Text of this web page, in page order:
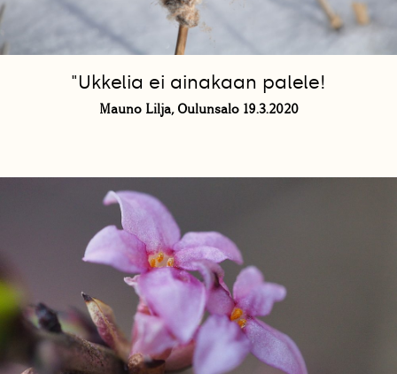
"Ukkelia ei ainakaan palele!
Mauno Lilja, Oulunsalo 19.3.2020